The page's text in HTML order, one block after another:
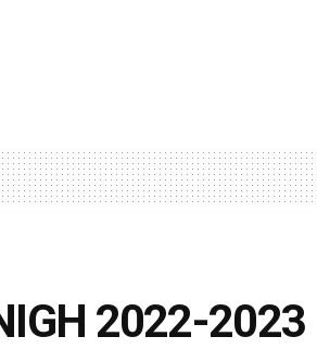
2022-2023